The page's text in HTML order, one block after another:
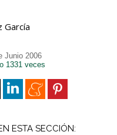
García
Junio 2006
1331 veces
ESTA SECCIÓN: